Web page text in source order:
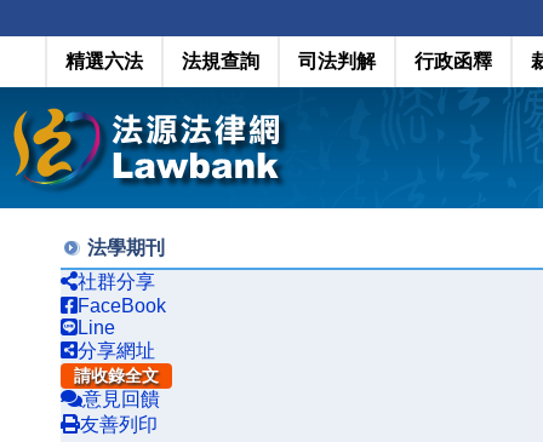
精選六法 法規查詢 司法判解 行政函釋
法學期刊
社群分享
FaceBook
Line
分享網址
請收錄全文
意見回饋
友善列印